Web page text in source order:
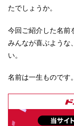
たでしょうか。
今回ご紹介した名前
みんなが喜ぶような
い。
名前は一生ものです。